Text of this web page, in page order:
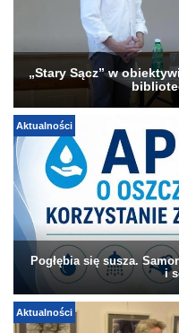
„Stary Sącz” w
Aktualności
Pogłębia się susza.
i
Aktualności